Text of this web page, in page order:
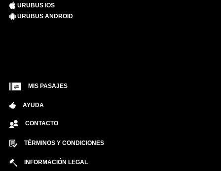
URUBUS IOS
URUBUS ANDROID
MIS PASAJES
AYUDA
CONTACTO
TÉRMINOS Y CONDICIONES
INFORMACIÓN LEGAL